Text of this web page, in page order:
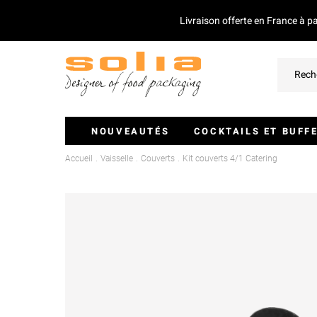
Livraison offerte en France à
NOUVEAUTÉS COCKTAILS ET
Verrines Et Monoportions
Accueil Vaisselle Couverts Kit couverts 4/1 Catering